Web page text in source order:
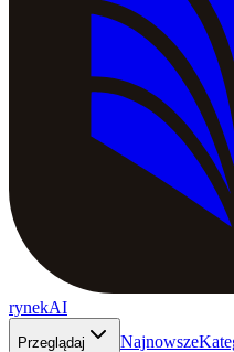
rynekAI
Przeglądaj Najnowsze